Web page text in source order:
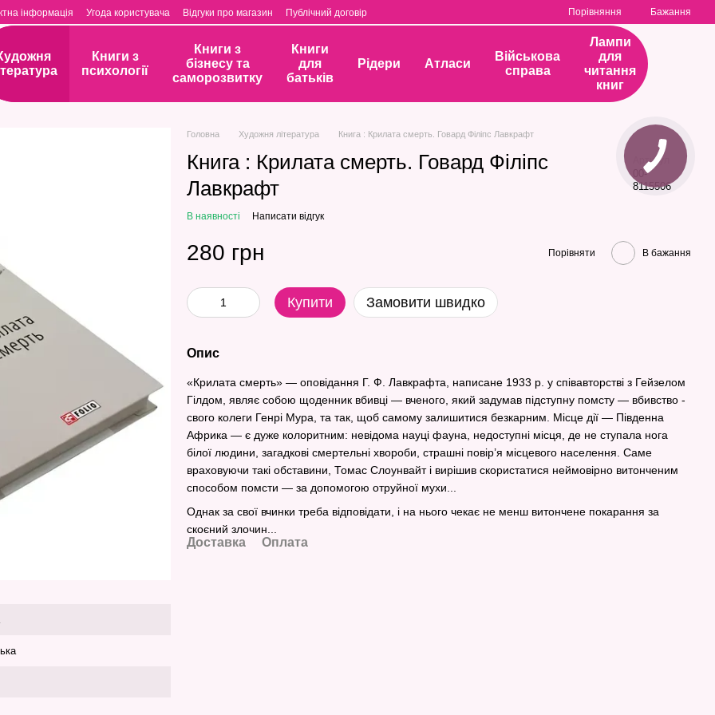
інформація Угода користувача Відгуки про магазин Публічний договір Порівняння Бажання
Книги з
психології
Книги з
бізнесу та
саморозвитку
Книги
для
батьків
Рідери Атласи
Військова
справа
Лампи
для
читання
книг
Головна Художня література Книга : Крилата смерть. Говард Філіпс Лавкрафт
Книга : Крилата смерть. Говард Філіпс
Лавкрафт
Артикул
00-
8115506
В наявності Написати відгук
280 грн Порівняти В бажання
Купити Замовити швидко
Опис
«Крилата смерть» — оповідання Г. Ф. Лавкрафта, написане 1933 р. у співавторстві з Гейзелом
Гілдом, являє собою щоденник вбивці — вченого, який задумав підступну помсту — вбивство ­
свого колеги Генрі Мура, та так, щоб самому залишитися безкарним. Місце дії — Південна
Африка — є дуже колоритним: невідома науці фауна, недоступні місця, де не ступала нога
білої людини, загадкові смертельні хвороби, страшні повір’я місцевого населення. Саме
враховуючи такі обставини, Томас Слоунвайт і вирішив скористатися неймовірно витонченим
способом помсти — за допомогою отруйної мухи...
Однак за свої вчинки треба відповідати, і на нього чекає не менш витончене покарання за
скоєний злочин...
Доставка Оплата